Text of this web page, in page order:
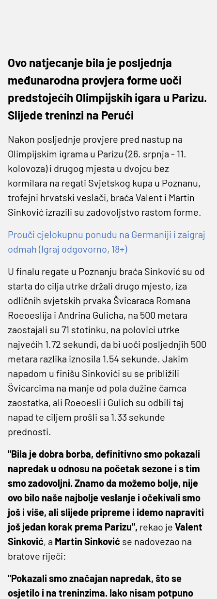
Ovo natjecanje bila je posljednja
međunarodna provjera forme uoči
predstojećih Olimpijskih igara u Parizu.
Slijede treninzi na Perući
Nakon posljednje provjere pred nastup na
Olimpijskim igrama u Parizu (26. srpnja - 11.
kolovoza) i drugog mjesta u dvojcu bez
kormilara na regati Svjetskog kupa u Poznanu,
trofejni hrvatski veslači, braća Valent i Martin
Sinković izrazili su zadovoljstvo rastom forme.
Prouči cjelokupnu ponudu na Germaniji i zaigraj
odmah (Igraj odgovorno, 18+)
U finalu regate u Poznanju braća Sinković su od
starta do cilja utrke držali drugo mjesto, iza
odličnih svjetskih prvaka Švicaraca Romana
Roeoeslija i Andrina Gulicha, na 500 metara
zaostajali su 71 stotinku, na polovici utrke
najvećih 1.72 sekundi, da bi uoči posljednjih 500
metara razlika iznosila 1.54 sekunde. Jakim
napadom u finišu Sinkovići su se približili
Švicarcima na manje od pola dužine čamca
zaostatka, ali Roeoesli i Gulich su odbili taj
napad te ciljem prošli sa 1.33 sekunde
prednosti.
"Bila je dobra borba, definitivno smo pokazali
napredak u odnosu na početak sezone i s tim
smo zadovoljni. Znamo da možemo bolje, nije
ovo bilo naše najbolje veslanje i očekivali smo
još i više, ali slijede pripreme i idemo napraviti
još jedan korak prema Parizu", rekao je Valent
Sinković, a Martin Sinković se nadovezao na
bratove riječi:
"Pokazali smo značajan napredak, što se
osjetilo i na treninzima. Iako nisam potpuno